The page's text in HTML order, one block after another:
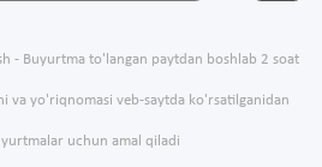
- Buyurtma to'langan paytdan boshlab 2 soat
va yo'riqnomasi veb-saytda ko'rsatilganidan
uchun amal qiladi